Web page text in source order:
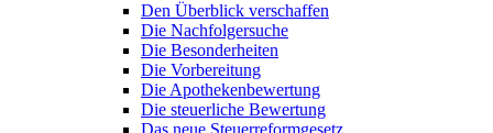
Den Überblick verschaffen
Die Nachfolgersuche
Die Besonderheiten
Die Vorbereitung
Die Apothekenbewertung
Die steuerliche Bewertung
Das neue Steuerreformgesetz